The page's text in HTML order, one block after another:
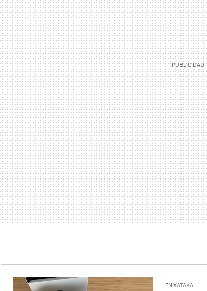
EN XATAKA